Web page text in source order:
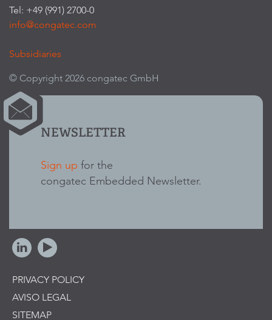
Tel: +49 (991) 2700-0
info@congatec.com
Subsidiaries
© Copyright 2026 congatec GmbH
NEWSLETTER
Sign up for the
congatec Embedded Newsletter.
PRIVACY POLICY
AVISO LEGAL
SITEMAP